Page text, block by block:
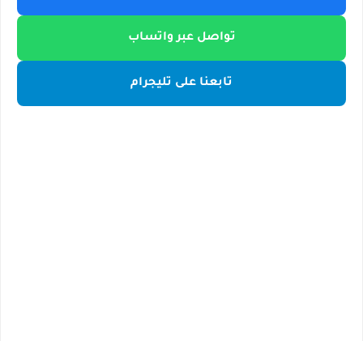
تواصل عبر واتساب
تابعنا على تليجرام